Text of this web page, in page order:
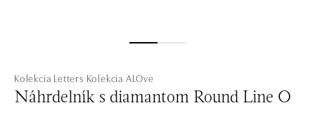
Kolekcia Letters Kolekcia ALOve
Náhrdelník s diamantom Round Line O